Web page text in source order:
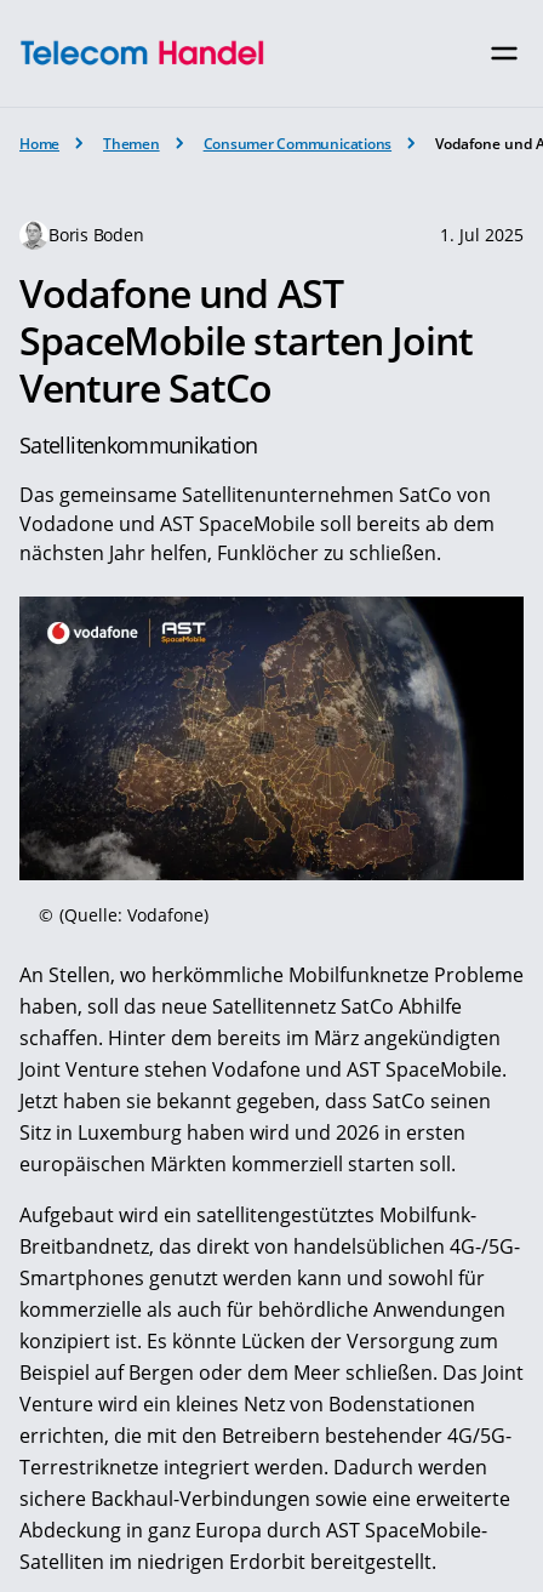
Home Themen Consumer Communications Vodafone und
Boris Boden 1. Jul 2025
Vodafone und AST
SpaceMobile starten Joint
Venture SatCo
Satellitenkommunikation
Das gemeinsame Satellitenunternehmen SatCo von
Vodadone und AST SpaceMobile soll bereits ab dem
nächsten Jahr helfen, Funklöcher zu schließen.
© (Quelle: Vodafone)
An Stellen, wo herkömmliche Mobilfunknetze Probleme
haben, soll das neue Satellitennetz SatCo Abhilfe
schaffen. Hinter dem bereits im März angekündigten
Joint Venture stehen Vodafone und AST SpaceMobile.
Jetzt haben sie bekannt gegeben, dass SatCo seinen
Sitz in Luxemburg haben wird und 2026 in ersten
europäischen Märkten kommerziell starten soll.
Aufgebaut wird ein satellitengestütztes Mobilfunk-
Breitbandnetz, das direkt von handelsüblichen 4G-/5G-
Smartphones genutzt werden kann und sowohl für
kommerzielle als auch für behördliche Anwendungen
konzipiert ist. Es könnte Lücken der Versorgung zum
Beispiel auf Bergen oder dem Meer schließen. Das Joint
Venture wird ein kleines Netz von Bodenstationen
errichten, die mit den Betreibern bestehender 4G/5G-
Terrestriknetze integriert werden. Dadurch werden
sichere Backhaul-Verbindungen sowie eine erweiterte
Abdeckung in ganz Europa durch AST SpaceMobile-
Satelliten im niedrigen Erdorbit bereitgestellt.